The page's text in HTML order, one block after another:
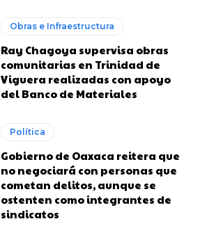
Obras e Infraestructura
Ray Chagoya supervisa obras
comunitarias en Trinidad de
Viguera realizadas con apoyo
del Banco de Materiales
Política
Gobierno de Oaxaca reitera que
no negociará con personas que
cometan delitos, aunque se
ostenten como integrantes de
sindicatos